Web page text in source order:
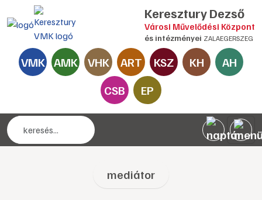
Keresztury Dezső
Városi Művelődési Központ
és intézményei ZALAEGERSZEG
VMK AMK VHK ART KSZ KH
AH
CSB
EP
mediátor